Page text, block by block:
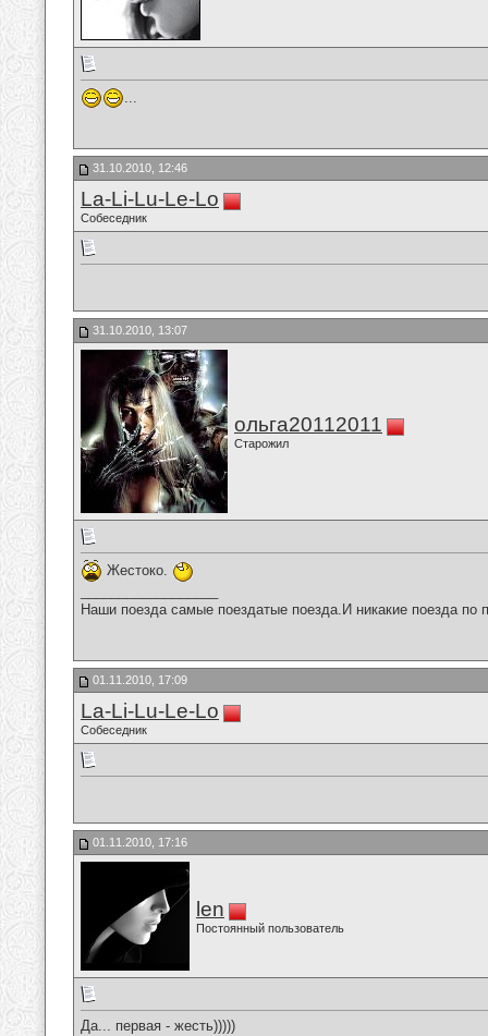
31.10.2010, 12:46
La-Li-Lu-Le-Lo
Собеседник
31.10.2010, 13:07
ольга20112011
Старожил
Жестоко.
Наши поезда самые поездатые поезда.И никакие поезда по
01.11.2010, 17:09
La-Li-Lu-Le-Lo
Собеседник
01.11.2010, 17:16
len
Постоянный пользователь
Да... первая - жесть)))))